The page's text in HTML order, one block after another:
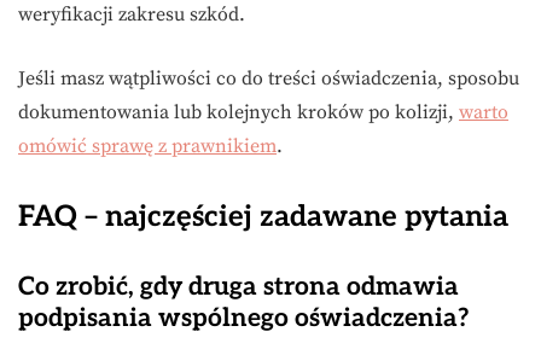
weryfikacji zakresu szkód.
Jeśli masz wątpliwości co do treści oświadczenia, sposobu
dokumentowania lub kolejnych kroków po kolizji, warto
omówić sprawę z prawnikiem.
FAQ – najczęściej zadawane pytania
Co zrobić, gdy druga strona odmawia
podpisania wspólnego oświadczenia?